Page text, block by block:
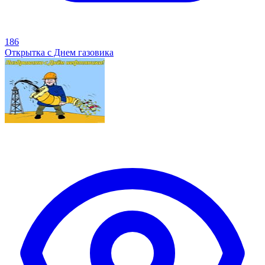
186
Открытка с Днем газовика